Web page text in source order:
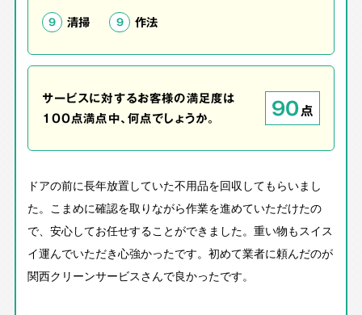
9 清掃 9 作法
サービスに対するお客様の満足度は
100点満点中、何点でしょうか。
90点
ドアの前に長年放置していた不用品を回収してもらいまし
た。こまめに確認を取りながら作業を進めていただけたの
で、安心してお任せすることができました。重い物もスイス
イ運んでいただき心強かったです。初めて業者に頼んだのが
関西クリーンサービスさんで良かったです。